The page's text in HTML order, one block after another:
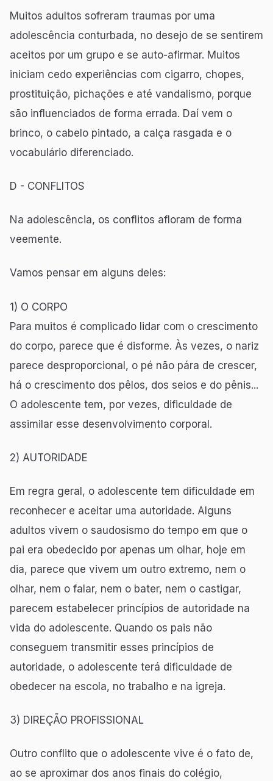
Muitos adultos sofreram traumas por uma
adolescência conturbada, no desejo de se sentirem
aceitos por um grupo e se auto-afirmar. Muitos
iniciam cedo experiências com cigarro, chopes,
prostituição, pichações e até vandalismo, porque
são influenciados de forma errada. Daí vem o
brinco, o cabelo pintado, a calça rasgada e o
vocabulário diferenciado.
D - CONFLITOS
Na adolescência, os conflitos afloram de forma
veemente.
Vamos pensar em alguns deles:
1) O CORPO
Para muitos é complicado lidar com o crescimento
do corpo, parece que é disforme. Às vezes, o nariz
parece desproporcional, o pé não pára de crescer,
há o crescimento dos pêlos, dos seios e do pênis...
O adolescente tem, por vezes, dificuldade de
assimilar esse desenvolvimento corporal.
2) AUTORIDADE
Em regra geral, o adolescente tem dificuldade em
reconhecer e aceitar uma autoridade. Alguns
adultos vivem o saudosismo do tempo em que o
pai era obedecido por apenas um olhar, hoje em
dia, parece que vivem um outro extremo, nem o
olhar, nem o falar, nem o bater, nem o castigar,
parecem estabelecer princípios de autoridade na
vida do adolescente. Quando os pais não
conseguem transmitir esses princípios de
autoridade, o adolescente terá dificuldade de
obedecer na escola, no trabalho e na igreja.
3) DIREÇÃO PROFISSIONAL
Outro conflito que o adolescente vive é o fato de,
ao se aproximar dos anos finais do colégio,